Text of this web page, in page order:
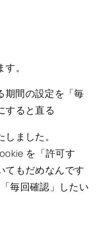
。
期間の設定を「毎
すると直る
ました。
を「許可す
てもだめなんです
毎回確認」したい